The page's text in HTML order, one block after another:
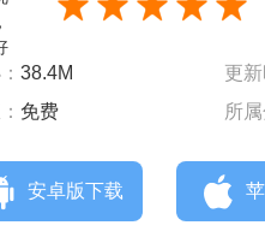
38.4M 更新
免费 所属
安卓版下载